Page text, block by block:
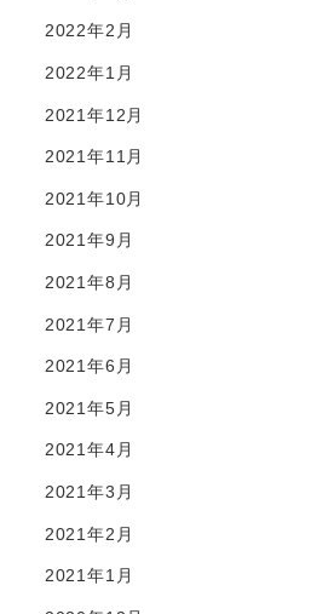
2022年2月
2022年1月
2021年12月
2021年11月
2021年10月
2021年9月
2021年8月
2021年7月
2021年6月
2021年5月
2021年4月
2021年3月
2021年2月
2021年1月